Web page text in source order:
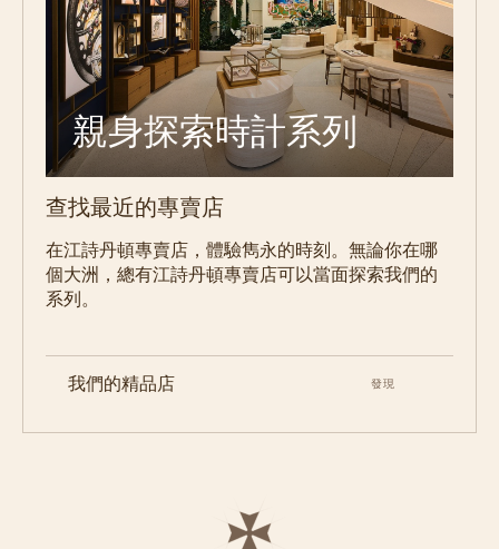
親身探索時計系列
查找最近的專賣店
在江詩丹頓專賣店，體驗雋永的時刻。無論你在哪
個大洲，總有江詩丹頓專賣店可以當面探索我們的
系列。
我們的精品店 發現